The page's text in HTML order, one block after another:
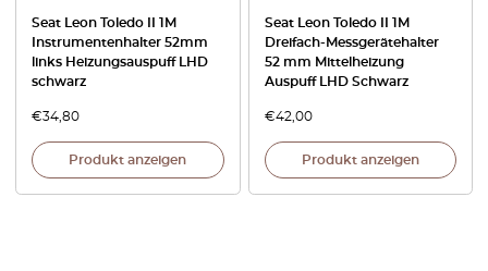
Seat Leon Toledo II 1M
Instrumentenhalter 52mm
links Heizungsauspuff LHD
schwarz
€34,80
Produkt anzeigen
Seat Leon Toledo II 1M
Dreifach-Messgerätehalter
52 mm Mittelheizung
Auspuff LHD Schwarz
€42,00
Produkt anzeigen